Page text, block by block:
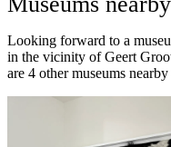
Looking forward to a
in the vicinity of Geert
are 4 other museums